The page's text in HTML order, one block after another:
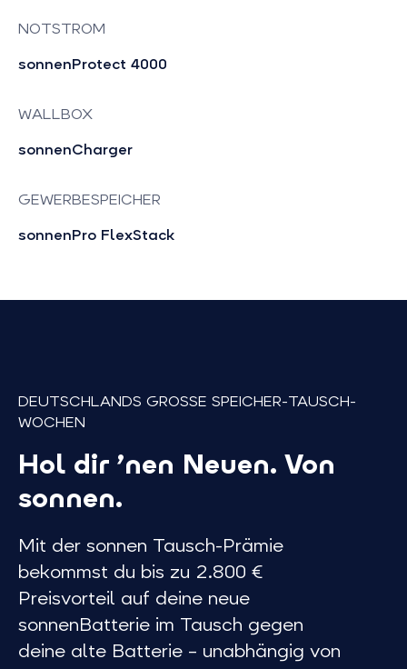
NOTSTROM
sonnenProtect 4000
WALLBOX
sonnenCharger
GEWERBESPEICHER
sonnenPro FlexStack
DEUTSCHLANDS GROSSE SPEICHER-TAUSCH-W
OCHEN
Hol dir ’nen Neuen. Von
sonnen.
Mit der sonnen Tausch-Prämie
bekommst du bis zu 2.800 €
Preisvorteil auf deine neue
sonnenBatterie im Tausch gegen
deine alte Batterie – unabhängig von